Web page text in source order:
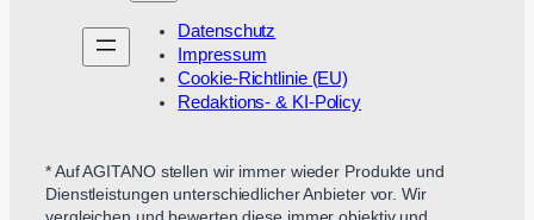
Datenschutz
Impressum
Cookie-Richtlinie (EU)
Redaktions- & KI-Policy
* Auf AGITANO stellen wir immer wieder Produkte und
Dienstleistungen unterschiedlicher Anbieter vor. Wir